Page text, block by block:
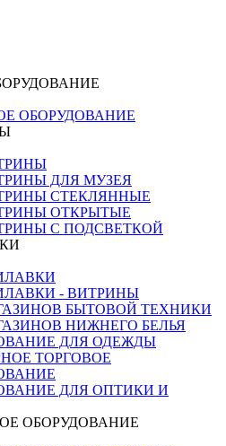
ОБОРУДОВАНИЕ
ДЛЯ МУЗЕЯ
СТЕКЛЯННЫЕ
ОТКРЫТЫЕ
С ПОДСВЕТКОЙ
- ВИТРИНЫ
БЫТОВОЙ ТЕХНИКИ
НИЖНЕГО БЕЛЬЯ
ДЛЯ ОДЕЖДЫ
ТОРГОВОЕ
ДЛЯ ОПТИКИ И
ОБОРУДОВАНИЕ